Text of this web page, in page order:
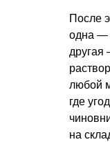
После
одна —
другая
любой
где
на